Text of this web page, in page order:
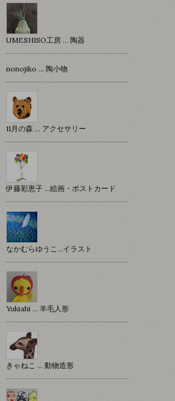
UMESHISO工房 … 陶器
nonojiko ... 陶小物
11月の森 … アクセサリー
伊藤彩恵子 …絵画・ポストカード
なかむらゆうこ…イラスト
Yukiahi … 羊毛人形
きゃねこ … 動物造形